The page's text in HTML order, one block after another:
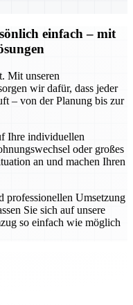
einfach – mit
Mit unseren
wir dafür, dass jeder
– von der Planung bis zur
Ihre individuellen
oder großes
an und machen Ihren
professionellen Umsetzung
Sie sich auf unsere
so einfach wie möglich